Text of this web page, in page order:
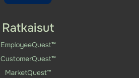
Ratkaisut
EmployeeQuest™
CustomerQuest™
MarketQuest™